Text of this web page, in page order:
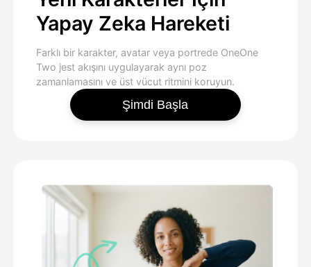
Yapay Zeka Hareketi
Farklı bir karakter, avatar veya portrede OneOne
Two jest akışını uygulayarak aynı poz
zamanlamasını ve üst vücut ritmini koruyun.
Şimdi Başla